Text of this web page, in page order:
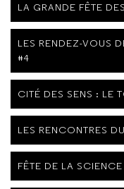
LA GRANDE FÊTE
LES RENDEZ-VOUS
#4
CITÉ DES SENS : LE
LES RENCONTRES
FÊTE DE LA SCIENCE